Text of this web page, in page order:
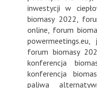
inwestycji w
biomasy 2022,
online, forum
powermeetings.eu,
forum biomasy
konferencja
konferencja
paliwa